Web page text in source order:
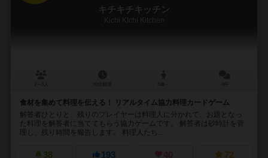
キチキチキッチン
Kichi KIchi Kitchen
食材を集めて料理を伝える！ リアルタイム協力料理カードゲーム
解答者ひとりと、残りのプレイヤーは料理人に分かれて、お題となっ
た料理を解答者に当ててもらう協力ゲームです。 解答者は砂時計を管
理し、残り時間を報告します。 料理人たち...
38 193 40 72